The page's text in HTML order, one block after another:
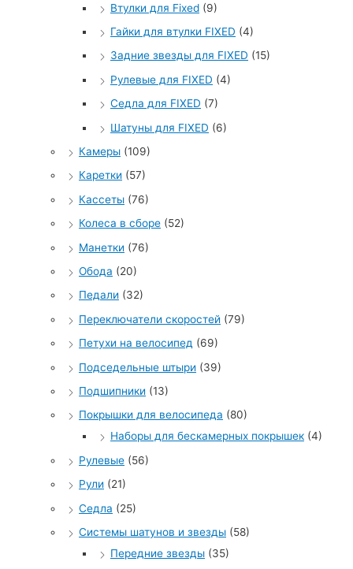
Втулки для Fixed (9)
Гайки для втулки FIXED (4)
Задние звезды для FIXED (15)
Рулевые для FIXED (4)
Седла для FIXED (7)
Шатуны для FIXED (6)
Камеры (109)
Каретки (57)
Кассеты (76)
Колеса в сборе (52)
Манетки (76)
Обода (20)
Педали (32)
Переключатели скоростей (79)
Петухи на велосипед (69)
Подседельные штыри (39)
Подшипники (13)
Покрышки для велосипеда (80)
Наборы для бескамерных покрышек (4)
Рулевые (56)
Рули (21)
Седла (25)
Системы шатунов и звезды (58)
Передние звезды (35)